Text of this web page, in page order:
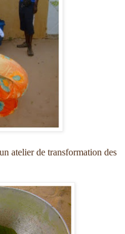
atelier de transformation des